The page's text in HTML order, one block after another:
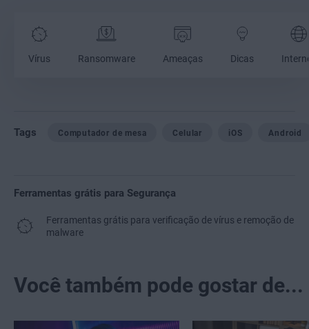
Vírus Ransomware Ameaças Dicas
Tags Computador de mesa Celular iOS Android
Ferramentas grátis para Segurança
Ferramentas grátis para verificação de vírus e remoção de
malware
Você também pode gostar de...